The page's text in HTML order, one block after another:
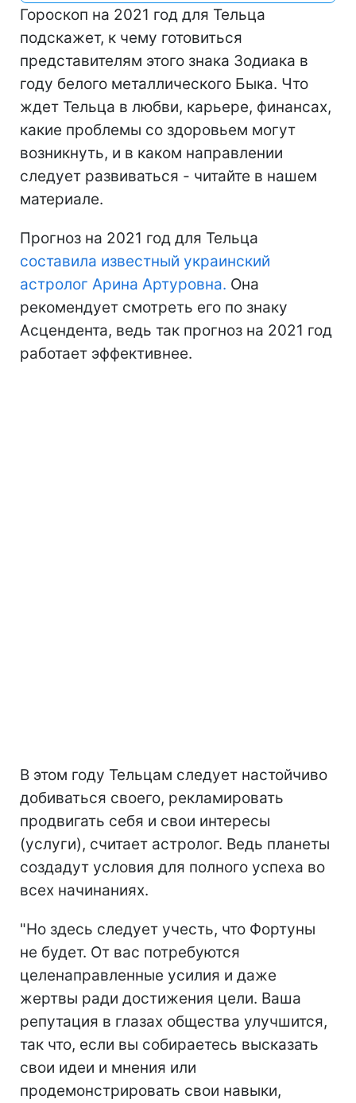
Гороскоп на 2021 год для Тельца
подскажет, к чему готовиться
представителям этого знака Зодиака в
году белого металлического Быка. Что
ждет Тельца в любви, карьере, финансах,
какие проблемы со здоровьем могут
возникнуть, и в каком направлении
следует развиваться - читайте в нашем
материале.
Прогноз на 2021 год для Тельца
составила известный украинский
астролог Арина Артуровна. Она
рекомендует смотреть его по знаку
Асцендента, ведь так прогноз на 2021 год
работает эффективнее.
В этом году Тельцам следует настойчиво
добиваться своего, рекламировать
продвигать себя и свои интересы
(услуги), считает астролог. Ведь планеты
создадут условия для полного успеха во
всех начинаниях.
"Но здесь следует учесть, что Фортуны
не будет. От вас потребуются
целенаправленные усилия и даже
жертвы ради достижения цели. Ваша
репутация в глазах общества улучшится,
так что, если вы собираетесь высказать
свои идеи и мнения или
продемонстрировать свои навыки,